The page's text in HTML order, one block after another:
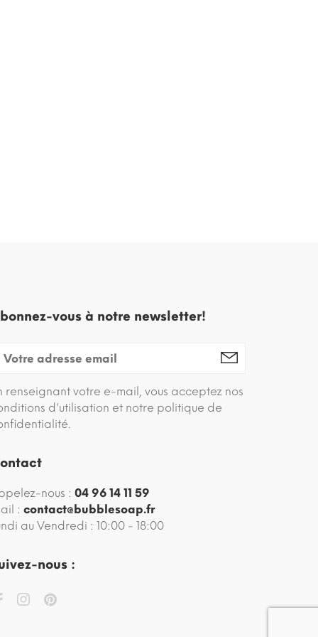
vous à notre newsletter!
renseignant votre e-mail, vous acceptez nos
d'utilisation et notre politique de
nous : 04 96 14 11 59
: contact@bubblesoap.fr
au Vendredi : 10:00 - 18:00
nous :